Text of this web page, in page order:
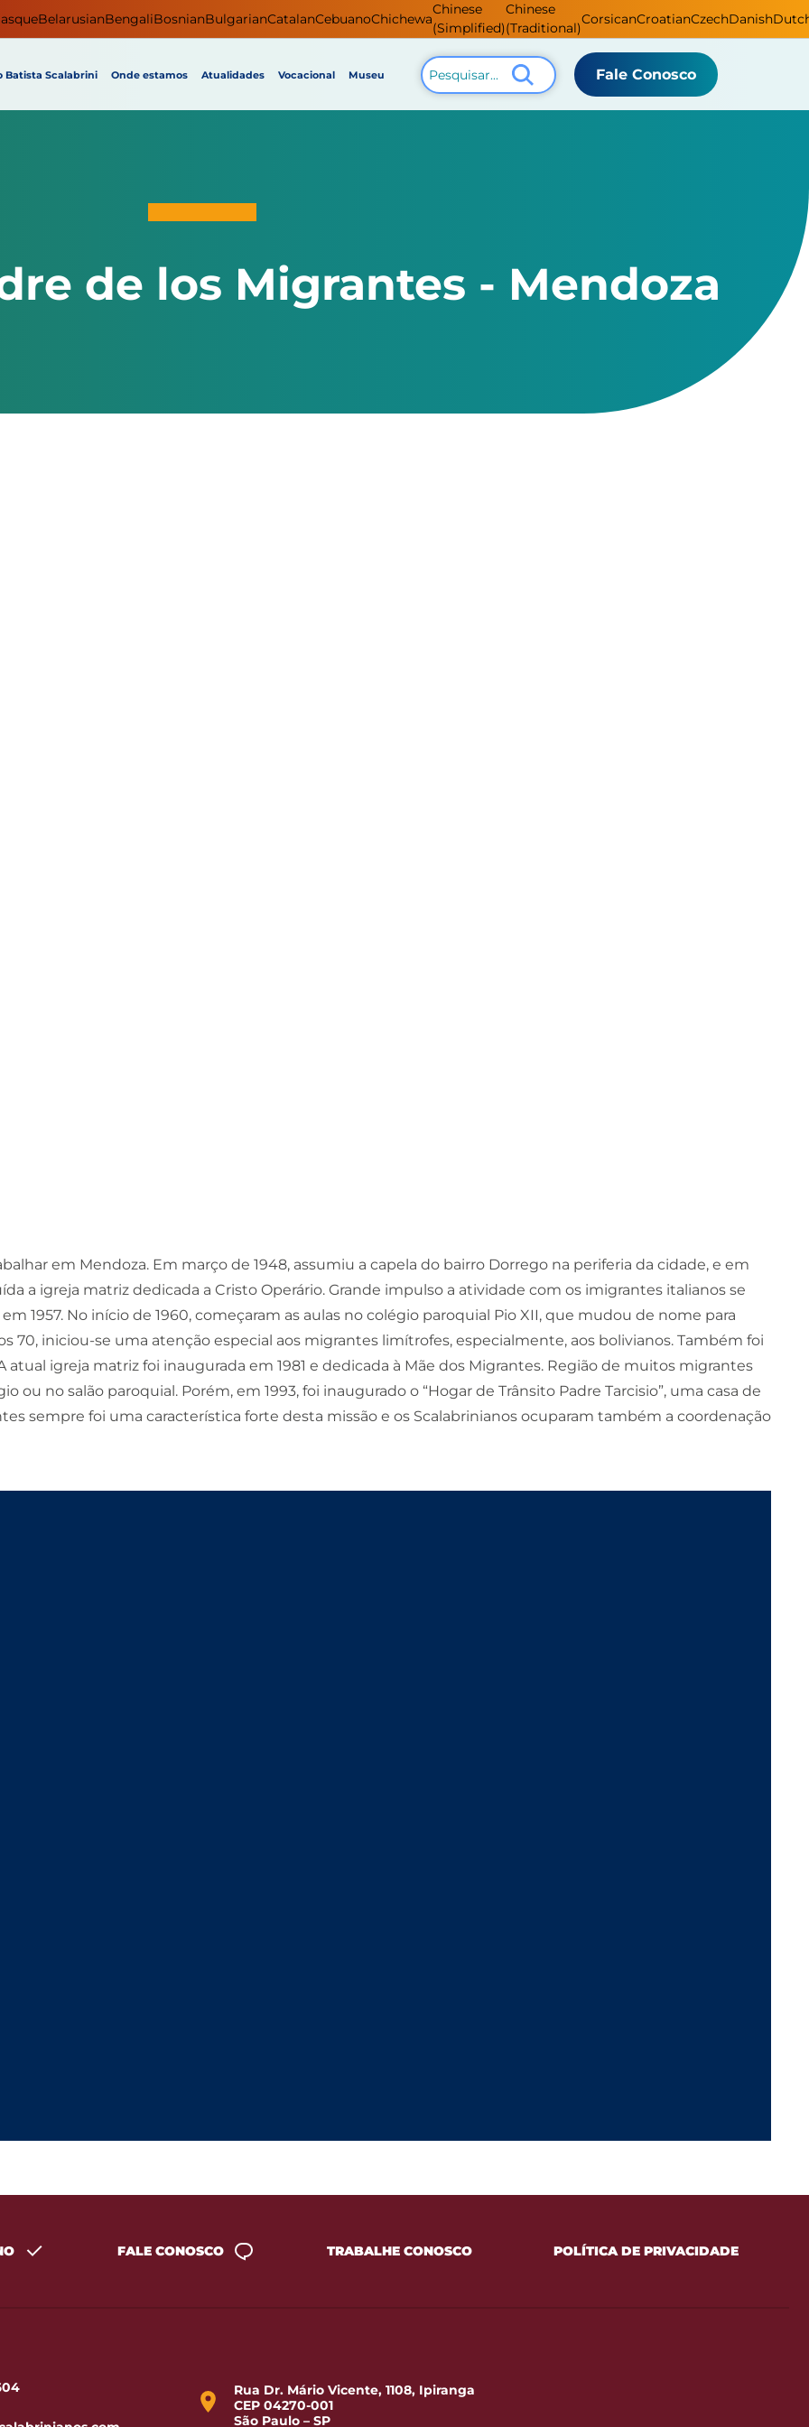
BelarusianBengaliBosnianBulgarianCatalanCebuanoChichewa
Chinese
(Simplified)
Chinese
(Traditional)
CorsicanCroatianCzechDanish
Batista Scalabrini Onde estamos Atualidades Vocacional Museu Fale Conosco
de los Migrantes - Mendoza
em Mendoza. Em março de 1948, assumiu a capela do bairro Dorrego na periferia da cidade, e em
a igreja matriz dedicada a Cristo Operário. Grande impulso a atividade com os imigrantes italianos se
1957. No início de 1960, começaram as aulas no colégio paroquial Pio XII, que mudou de nome para
70, iniciou-se uma atenção especial aos migrantes limítrofes, especialmente, aos bolivianos. Também foi
igreja matriz foi inaugurada em 1981 e dedicada à Mãe dos Migrantes. Região de muitos migrantes
ou no salão paroquial. Porém, em 1993, foi inaugurado o “Hogar de Trânsito Padre Tarcisio”, uma casa de
sempre foi uma característica forte desta missão e os Scalabrinianos ocuparam também a coordenação
FALE CONOSCO TRABALHE CONOSCO POLÍTICA DE PRIVACIDADE
Rua Dr. Mário Vicente, 1108, Ipiranga
CEP 04270-001
São Paulo – SP